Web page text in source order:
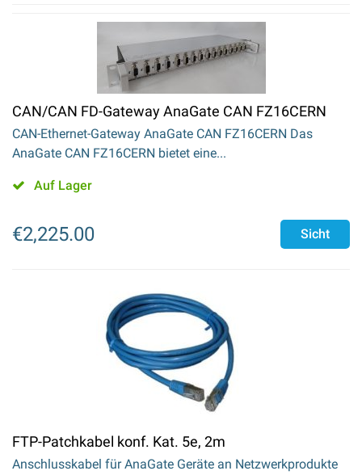
CAN/CAN FD-Gateway AnaGate CAN FZ16CERN
CAN-Ethernet-Gateway AnaGate CAN FZ16CERN Das
AnaGate CAN FZ16CERN bietet eine...
Auf Lager
€2,225.00 Sicht
FTP-Patchkabel konf. Kat. 5e, 2m
Anschlusskabel für AnaGate Geräte an Netzwerkprodukte